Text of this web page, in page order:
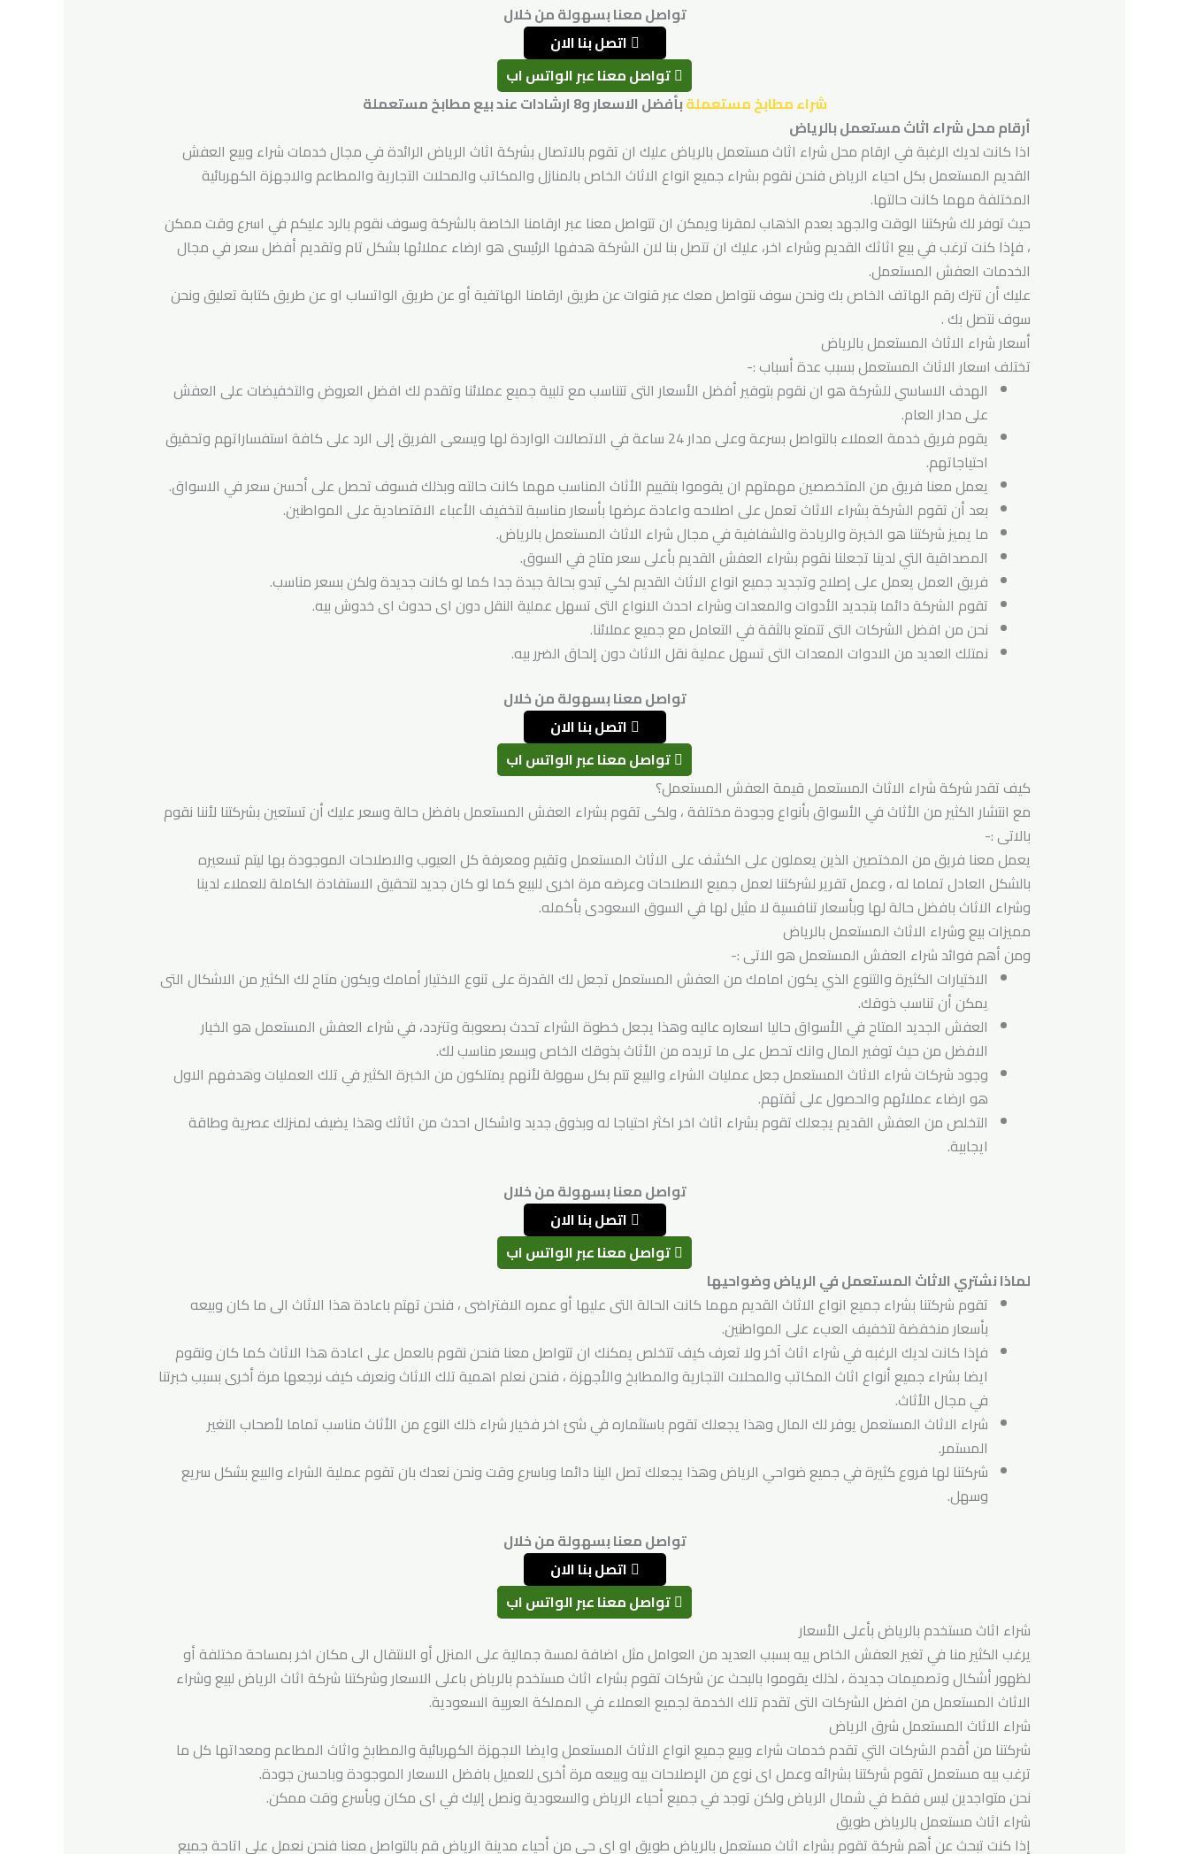
تواصل معنا بسهولة من خلال
اتصل بنا الان
تواصل معنا عبر الواتس اب
شراء مطابخ مستعملةبأفضل الاسعار و8 ارشادات عند بيع مطابخ مستعملة
أرقام محل شراء اثاث مستعمل بالرياض
اذا كانت لديك الرغبة في ارقام محل شراء اثاث مستعمل بالرياض عليك ان تقوم بالاتصال بشركة اثاث الرياض الرائدة في مجال خدمات شراء وبيع العفش
القديم المستعمل بكل احياء الرياض فنحن نقوم بشراء جميع انواع الاثاث الخاص بالمنازل والمكاتب والمحلات التجارية والمطاعم والاجهزة الكهربائية
المختلفة مهما كانت حالتها.
حيث توفر لك شركتنا الوقت والجهد بعدم الذهاب لمقرنا ويمكن ان تتواصل معنا عبر ارقامنا الخاصة بالشركة وسوف نقوم بالرد عليكم في اسرع وقت ممكن
، فإذا كنت ترغب في بيع اثاثك القديم وشراء اخر، عليك ان تتصل بنا لان الشركة هدفها الرئيسى هو ارضاء عملائها بشكل تام وتقديم أفضل سعر في مجال
الخدمات العفش المستعمل.
عليك أن تترك رقم الهاتف الخاص بك ونحن سوف نتواصل معك عبر قنوات عن طريق ارقامنا الهاتفية أو عن طريق الواتساب او عن طريق كتابة تعليق ونحن
سوف نتصل بك .
أسعار شراء الاثاث المستعمل بالرياض
تختلف اسعار الاثاث المستعمل بسبب عدة أسباب :-
الهدف الاساسي للشركة هو ان نقوم بتوفير أفضل الأسعار التى تتناسب مع تلبية جميع عملائنا وتقدم لك افضل العروض والتخفيضات على العفش
على مدار العام.
يقوم فريق خدمة العملاء بالتواصل بسرعة وعلى مدار 24 ساعة في الاتصالات الواردة لها ويسعى الفريق إلى الرد على كافة استفساراتهم وتحقيق
احتياجاتهم.
يعمل معنا فريق من المتخصصين مهمتهم ان يقوموا بتقييم الأثاث المناسب مهما كانت حالته وبذلك فسوف تحصل على أحسن سعر في الاسواق.
بعد أن تقوم الشركة بشراء الاثاث تعمل على اصلاحه واعادة عرضها بأسعار مناسبة لتخفيف الأعباء الاقتصادية على المواطنين.
ما يميز شركتنا هو الخبرة والريادة والشفافية في مجال شراء الاثاث المستعمل بالرياض.
المصداقية التي لدينا تجعلنا نقوم بشراء العفش القديم بأعلى سعر متاح في السوق.
فريق العمل يعمل على إصلاح وتجديد جميع انواع الاثاث القديم لكي تبدو بحالة جيدة جدا كما لو كانت جديدة ولكن بسعر مناسب.
تقوم الشركة دائما بتجديد الأدوات والمعدات وشراء احدث الانواع التى تسهل عملية النقل دون اى حدوث اى خدوش بيه.
نحن من افضل الشركات التى تتمتع بالثقة في التعامل مع جميع عملائنا.
نمتلك العديد من الادوات المعدات التى تسهل عملية نقل الاثاث دون إلحاق الضرر بيه.
تواصل معنا بسهولة من خلال
اتصل بنا الان
تواصل معنا عبر الواتس اب
كيف تقدر شركة شراء الاثاث المستعمل قيمة العفش المستعمل؟
مع انتشار الكثير من الأثاث في الأسواق بأنواع وجودة مختلفة ، ولكى تقوم بشراء العفش المستعمل بافضل حالة وسعر عليك أن تستعين بشركتنا لأننا نقوم
بالاتى :-
يعمل معنا فريق من المختصين الذين يعملون على الكشف على الاثاث المستعمل وتقيم ومعرفة كل العيوب والاصلاحات الموجودة بها ليتم تسعيره
بالشكل العادل تماما له ، وعمل تقرير لشركتنا لعمل جميع الاصلاحات وعرضه مرة اخرى للبيع كما لو كان جديد لتحقيق الاستفادة الكاملة للعملاء لدينا
وشراء الاثاث بافضل حالة لها وبأسعار تنافسية لا مثيل لها في السوق السعودى بأكمله.
مميزات بيع وشراء الاثاث المستعمل بالرياض
ومن أهم فوائد شراء العفش المستعمل هو الاتى :-
الاختيارات الكثيرة والتنوع الذي يكون امامك من العفش المستعمل تجعل لك القدرة على تنوع الاختيار أمامك ويكون متاح لك الكثير من الاشكال التى
يمكن أن تناسب ذوقك.
العفش الجديد المتاح في الأسواق حاليا اسعاره عاليه وهذا يجعل خطوة الشراء تحدث بصعوبة وتتردد، في شراء العفش المستعمل هو الخيار
الافضل من حيث توفير المال وانك تحصل على ما تريده من الأثاث بذوقك الخاص وبسعر مناسب لك.
وجود شركات شراء الاثاث المستعمل جعل عمليات الشراء والبيع تتم بكل سهولة لأنهم يمتلكون من الخبرة الكثير في تلك العمليات وهدفهم الاول
هو ارضاء عملائهم والحصول على ثقتهم.
التخلص من العفش القديم يجعلك تقوم بشراء اثاث اخر اكثر احتياجا له وبذوق جديد واشكال احدث من اثاثك وهذا يضيف لمنزلك عصرية وطاقة
ايجابية.
تواصل معنا بسهولة من خلال
اتصل بنا الان
تواصل معنا عبر الواتس اب
لماذا نشتري الاثاث المستعمل في الرياض وضواحيها
تقوم شركتنا بشراء جميع انواع الاثاث القديم مهما كانت الحالة التى عليها أو عمره الافتراضى ، فنحن تهتم باعادة هذا الاثاث الى ما كان وبيعه
بأسعار منخفضة لتخفيف العبء على المواطنين.
فإذا كانت لديك الرغبه في شراء اثاث آخر ولا تعرف كيف تتخلص يمكنك ان تتواصل معنا فنحن نقوم بالعمل على اعادة هذا الاثاث كما كان ونقوم
ايضا بشراء جميع أنواع اثاث المكاتب والمحلات التجارية والمطابخ والأجهزة ، فنحن نعلم اهمية تلك الاثاث ونعرف كيف نرجعها مرة أخرى بسبب خبرتنا
في مجال الأثاث.
شراء الاثاث المستعمل يوفر لك المال وهذا يجعلك تقوم باستثماره في شئ اخر فخيار شراء ذلك النوع من الأثاث مناسب تماما لأصحاب التغير
المستمر.
شركتنا لها فروع كثيرة في جميع ضواحي الرياض وهذا يجعلك تصل الينا دائما وباسرع وقت ونحن نعدك بان تقوم عملية الشراء والبيع بشكل سريع
وسهل.
تواصل معنا بسهولة من خلال
اتصل بنا الان
تواصل معنا عبر الواتس اب
شراء اثاث مستخدم بالرياض بأعلى الأسعار
يرغب الكثير منا في تغير العفش الخاص بيه بسبب العديد من العوامل مثل اضافة لمسة جمالية على المنزل أو الانتقال الى مكان اخر بمساحة مختلفة أو
لظهور أشكال وتصميمات جديدة ، لذلك يقوموا بالبحث عن شركات تقوم بشراء اثاث مستخدم بالرياض باعلى الاسعار وشركتنا شركة اثاث الرياض لبيع وشراء
الاثاث المستعمل من افضل الشركات التى تقدم تلك الخدمة لجميع العملاء في المملكة العربية السعودية.
شراء الاثاث المستعمل شرق الرياض
شركتنا من أقدم الشركات التي تقدم خدمات شراء وبيع جميع انواع الاثاث المستعمل وايضا الاجهزة الكهربائية والمطابخ واثاث المطاعم ومعداتها كل ما
ترغب بيه مستعمل تقوم شركتنا بشرائه وعمل اى نوع من الإصلاحات بيه وبيعه مرة أخرى للعميل بافضل الاسعار الموجودة وباحسن جودة.
نحن متواجدين ليس فقط في شمال الرياض ولكن توجد في جميع أحياء الرياض والسعودية ونصل إليك في اى مكان وبأسرع وقت ممكن.
شراء اثاث مستعمل بالرياض طويق
إذا كنت تبحث عن أهم شركة تقوم بشراء اثاث مستعمل بالرياض طويق او اى حى من أحياء مدينة الرياض قم بالتواصل معنا فنحن نعمل على اتاحة جميع